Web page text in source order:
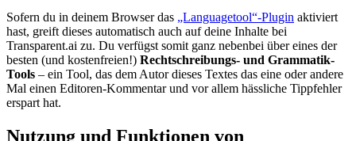
Sofern du in deinem Browser das „Languagetool“-Plugin aktiviert
hast, greift dieses automatisch auch auf deine Inhalte bei
Transparent.ai zu. Du verfügst somit ganz nebenbei über eines der
besten (und kostenfreien!) Rechtschreibungs- und Grammatik-
Tools – ein Tool, das dem Autor dieses Textes das eine oder andere
Mal einen Editoren-Kommentar und vor allem hässliche Tippfehler
erspart hat.
Nutzung und Funktionen von